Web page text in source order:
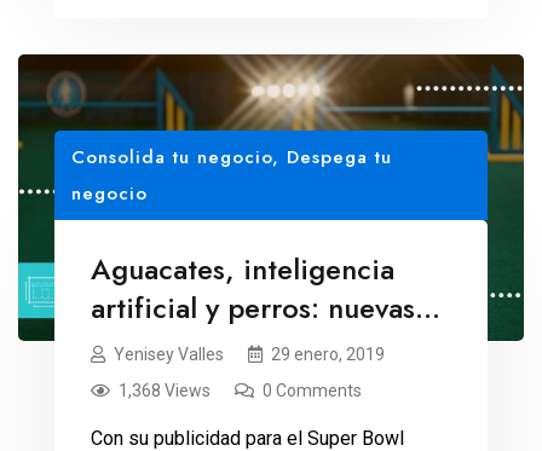
probártela para ver si te queda? Sin
problema. En Zozotown.com bajas una
aplicación que toma tus medidas y […]
Consolida tu negocio, Despega tu
negocio
Aguacates, inteligencia
artificial y perros: nuevas
estrellas del Super Bowl
Yenisey Valles
29 enero, 2019
1,368 Views
0 Comments
Con su publicidad para el Super Bowl